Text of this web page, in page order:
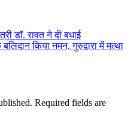
डॉ. रावत ने दी बधाई
किया नमन, गुरुद्वारा में मत्था
Required fields are